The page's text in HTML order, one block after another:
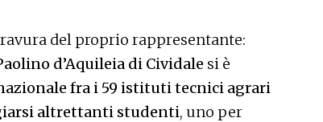
del proprio rappresentante:
d’Aquileia di Cividale si è
fra i 59 istituti tecnici agrari
altrettanti studenti, uno per